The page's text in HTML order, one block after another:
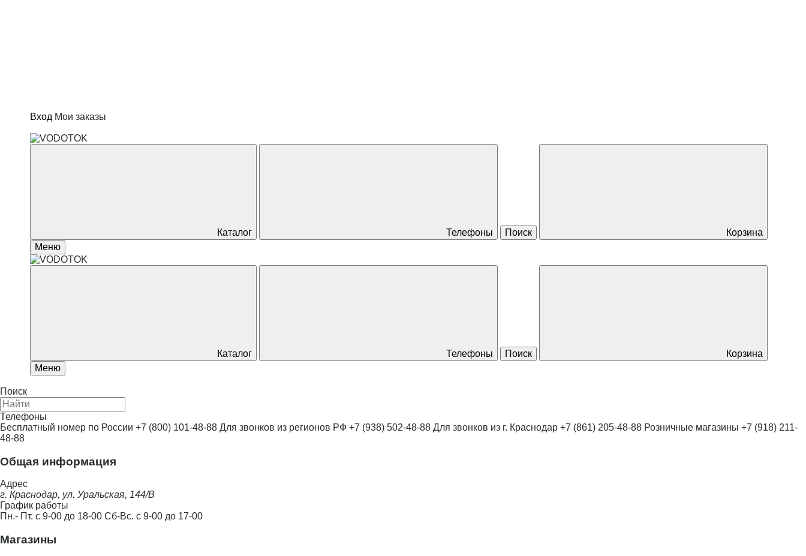
Вход Мои заказы
Каталог Телефоны Поиск
Корзина
Меню
Каталог Телефоны Поиск
Корзина
Меню
Поиск
Телефоны
Бесплатный номер по России +7 (800) 101-48-88 Для звонков из регионов РФ +7 (938) 502-48-88 Для звонков из г. Краснодар +7 (861) 205-48-88 Розничные магазины +7 (918) 211-
48-88
Общая информация
Адрес
г. Краснодар, ул. Уральская, 144/В
График работы
Пн.- Пт. с 9-00 до 18-00 Сб-Вс. с 9-00 до 17-00
Магазины